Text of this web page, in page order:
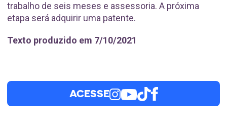
trabalho de seis meses e assessoria. A próxima
etapa será adquirir uma patente.
Texto produzido em 7/10/2021
ACESSE